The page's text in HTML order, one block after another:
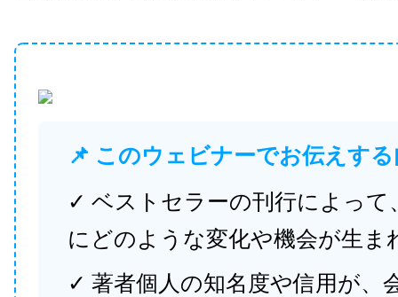
📌 このウェビナーでお伝えす
✓ ベストセラーの刊行によって
にどのような変化や機会が生ま
✓ 著者個人の知名度や信用が、